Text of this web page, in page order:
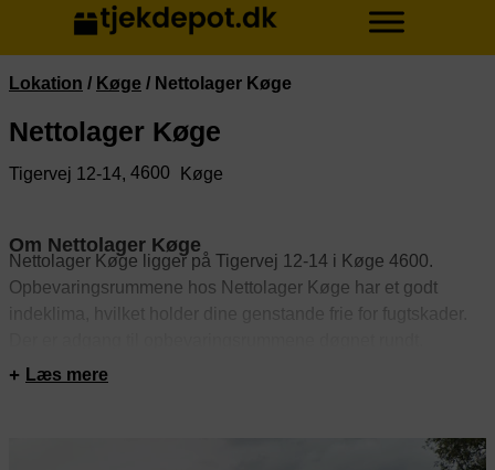
Lokation / Køge / Nettolager Køge
Nettolager Køge
Tigervej 12-14, 4600 Køge
Om Nettolager Køge
Nettolager Køge ligger på Tigervej 12-14 i Køge 4600.
Opbevaringsrummene hos Nettolager Køge har et godt
indeklima, hvilket holder dine genstande frie for fugtskader.
Rummene er sikret med alarm. Derudover er depotrummene
Læs mere